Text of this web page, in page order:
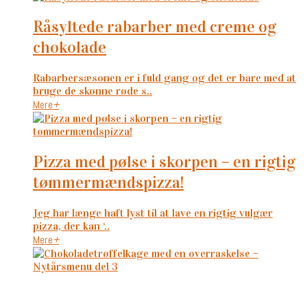
råsyltede rabarber med creme og
chokolade
Rabarbersæsonen er i fuld gang og det er bare med at
bruge de skønne røde s..
Mere+
pizza med pølse i skorpen – en rigtig
tømmermændspizza!
Jeg har længe haft lyst til at lave en rigtig vulgær
pizza, der kan ‘..
Mere+